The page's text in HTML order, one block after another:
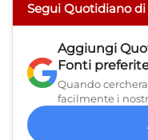
Segui Quotidiano di
Aggiungi
Fonti
Quando
facilmente i